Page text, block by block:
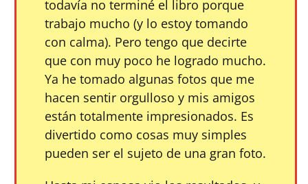
todavía no terminé el libro porque
trabajo mucho (y lo estoy tomando
con calma). Pero tengo que decirte
que con muy poco he logrado mucho.
Ya he tomado algunas fotos que me
hacen sentir orgulloso y mis amigos
están totalmente impresionados. Es
divertido como cosas muy simples
pueden ser el sujeto de una gran foto.